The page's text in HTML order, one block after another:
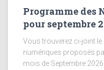
Programme des
pour septembre
Vous trouverez ci-joint
numériques proposés
mois de Septembre